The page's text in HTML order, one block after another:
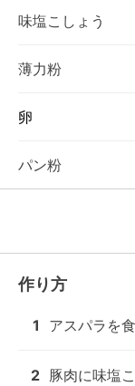
味塩こしょう
薄力粉
卵
パン粉
作り方
1 アスパラを
2 豚肉に味塩